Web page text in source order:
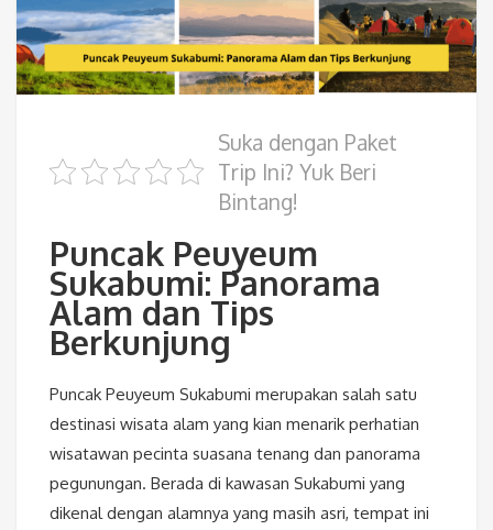
Suka dengan Paket
Trip Ini? Yuk Beri
Bintang!
Puncak Peuyeum
Sukabumi: Panorama
Alam dan Tips
Berkunjung
Puncak Peuyeum Sukabumi merupakan salah satu
destinasi wisata alam yang kian menarik perhatian
wisatawan pecinta suasana tenang dan panorama
pegunungan. Berada di kawasan Sukabumi yang
dikenal dengan alamnya yang masih asri, tempat ini